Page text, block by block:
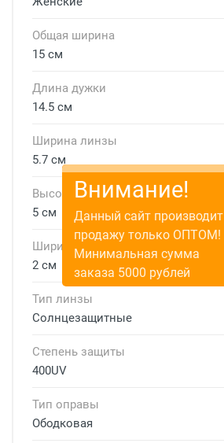
Общая ширина
15 см
Длина дужки
14.5 см
Ширина линзы
5.7 см
Высота линзы
5 см
Ширина мостика
2 см
Тип линзы
Солнцезащитные
Степень защиты
400UV
Тип оправы
Ободковая
Внимание!
Данный сайт производит
продажу только ОПТОМ!
Минимальная сумма
заказа 5000 рублей